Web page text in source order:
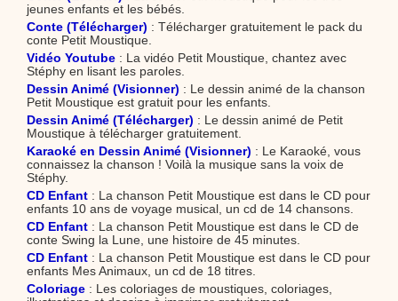
jeunes enfants et les bébés.
Conte (Télécharger) : Télécharger gratuitement le pack du
conte Petit Moustique.
Vidéo Youtube : La vidéo Petit Moustique, chantez avec
Stéphy en lisant les paroles.
Dessin Animé (Visionner) : Le dessin animé de la chanson
Petit Moustique est gratuit pour les enfants.
Dessin Animé (Télécharger) : Le dessin animé de Petit
Moustique à télécharger gratuitement.
Karaoké en Dessin Animé (Visionner) : Le Karaoké, vous
connaissez la chanson ! Voilà la musique sans la voix de
Stéphy.
CD Enfant : La chanson Petit Moustique est dans le CD pour
enfants 10 ans de voyage musical, un cd de 14 chansons.
CD Enfant : La chanson Petit Moustique est dans le CD de
conte Swing la Lune, une histoire de 45 minutes.
CD Enfant : La chanson Petit Moustique est dans le CD pour
enfants Mes Animaux, un cd de 18 titres.
Coloriage : Les coloriages de moustiques, coloriages,